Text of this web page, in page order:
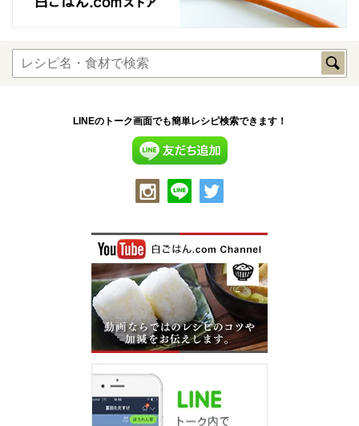
LINEのトーク画面でも簡単レシピ検索できます！